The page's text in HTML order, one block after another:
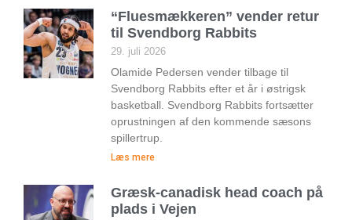
“Fluesmækkeren” vender retur
til Svendborg Rabbits
29. juli 2026
Olamide Pedersen vender tilbage til
Svendborg Rabbits efter et år i østrigsk
basketball. Svendborg Rabbits fortsætter
oprustningen af den kommende sæsons
spillertrup.
Læs mere
Græsk-canadisk head coach på
plads i Vejen